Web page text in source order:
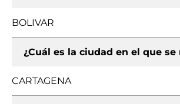
BOLIVAR
¿Cuál es la ciudad en el que se
CARTAGENA